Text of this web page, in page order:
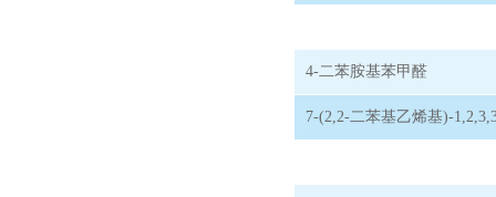
4-二苯胺基苯甲醛
7-(2,2-二苯基乙烯基)-